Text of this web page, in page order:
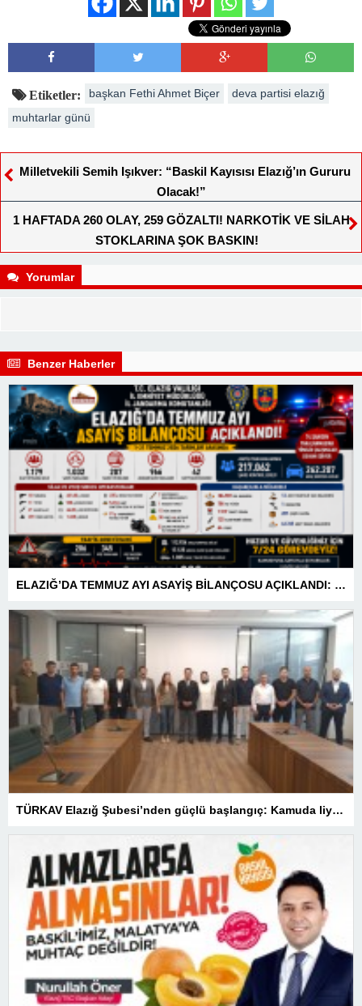
Etiketler: başkan Fethi Ahmet Biçer
deva partisi elazığ
muhtarlar günü
Milletvekili Semih Işıkver: “Baskil Kayısısı Elazığ’ın Gururu
Olacak!”
1 HAFTADA 260 OLAY, 259 GÖZALTI! NARKOTİK VE SİLAH
STOKLARINA ŞOK BASKIN!
Yorumlar
Benzer Haberler
ELAZIĞ’DA TEMMUZ AYI ASAYİŞ BİLANÇOSU AÇIKLANDI: 1 AYDA 1.032 ŞAHIS YAKALANDI, 207 TUTUKLAMA
TÜRKAV Elazığ Şubesi’nden güçlü başlangıç: Kamuda liyakatin en gür sesi olacağız